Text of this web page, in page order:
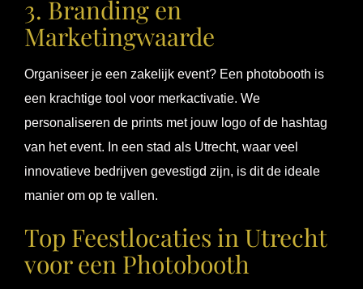
3. Branding en
Marketingwaarde
Organiseer je een zakelijk event? Een photobooth is
een krachtige tool voor merkactivatie. We
personaliseren de prints met jouw logo of de hashtag
van het event. In een stad als Utrecht, waar veel
innovatieve bedrijven gevestigd zijn, is dit de ideale
manier om op te vallen.
Top Feestlocaties in Utrecht
voor een Photobooth